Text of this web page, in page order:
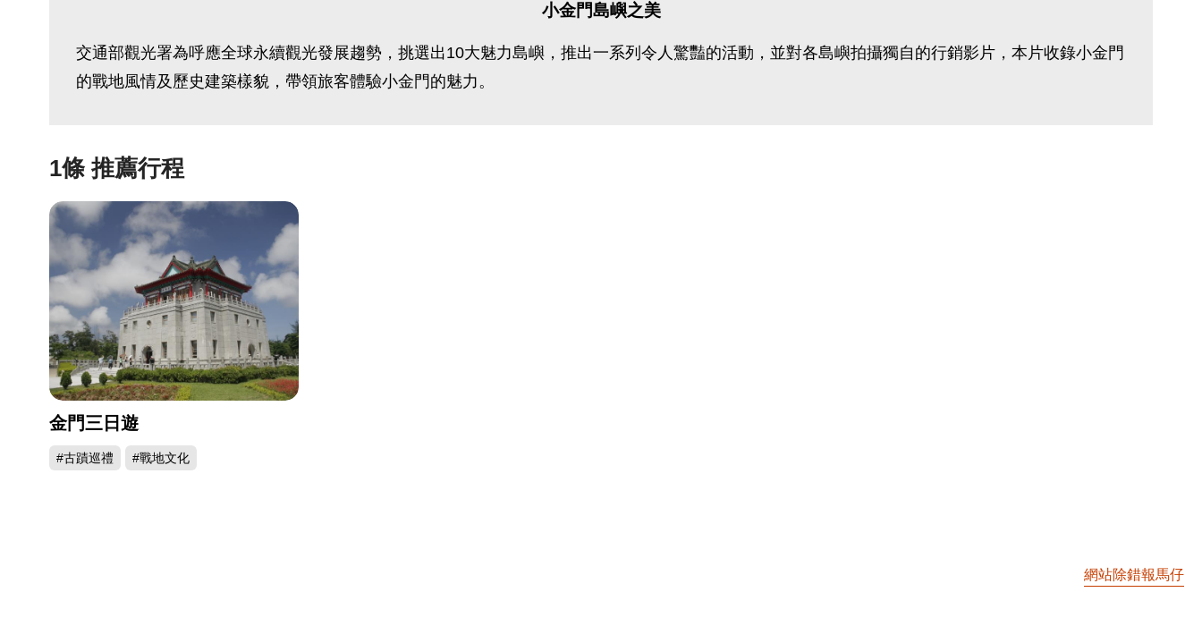
小金門島嶼之美
交通部觀光署為呼應全球永續觀光發展趨勢，挑選出10大魅力島嶼，推出一系列令人驚豔的活動，並對各島嶼拍攝獨自的行銷影片，本片收錄小金門
的戰地風情及歷史建築樣貌，帶領旅客體驗小金門的魅力。
1條 推薦行程
金門三日遊
#古蹟巡禮 #戰地文化
網站除錯報馬仔